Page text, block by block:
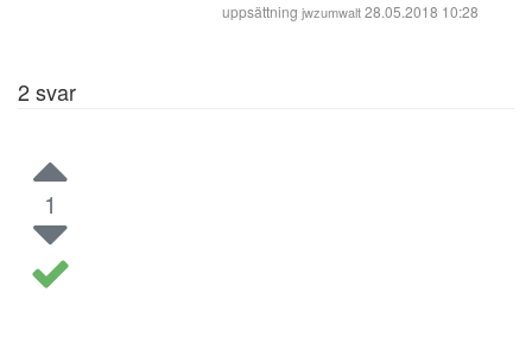
uppsättning jwzumwalt28.05.2018 10:28
2svar
1